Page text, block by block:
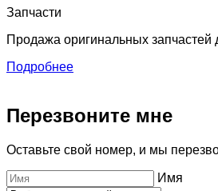
Запчасти
Продажа оригинальных
Подробнее
Перезвоните мне
Оставьте свой номер, и мы
Имя